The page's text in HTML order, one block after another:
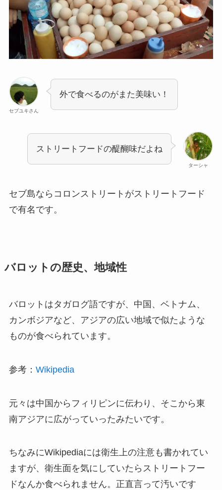
セブユキさん
外で食べるのがまた美味い！
ターシャ
ストリートフードの醍醐味だよね
セブ島ならコロンストリートがストリートフード
で有名です。
バロットの歴史、地域性
バロットはタガログ語ですが、中国、ベトナム、
カンボジアなど、アジアの広い地域で似たような
ものが食べられています。
参考： Wikipedia
元々は中国からフィリピンに伝わり、そこから東
南アジアに広がっていったみたいです。
ちなみにWikipediaには衛生上の注意も書かれてい
ますが、衛生面を気にしていたらストリートフー
ドなんか食べられません。 正直言って汚いです